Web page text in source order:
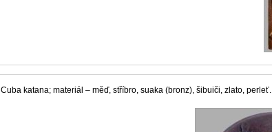
Cuba katana; materiál – měď, stříbro, suaka (bronz), šibuiči, zlato, perleť.